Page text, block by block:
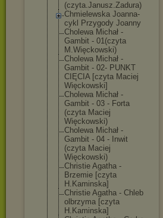
(czyta.Janusz.Zadura)
Chmielewska Joanna-
cykl Przygody Joanny
Cholewa Michał -
Gambit - 01(czyta
M.Więckowski)
Cholewa Michał -
Gambit - 02- PUNKT
CIĘCIA [czyta Maciej
Więckowski]
Cholewa Michał -
Gambit - 03 - Forta
(czyta Maciej
Więckowski)
Cholewa Michał -
Gambit - 04 - Inwit
(czyta Maciej
Więckowski)
Christie Agatha -
Brzemie [czyta
H.Kaminska]
Christie Agatha - Chleb
olbrzyma [czyta
H.Kaminska]